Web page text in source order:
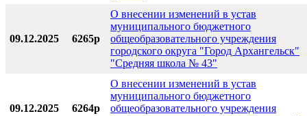
09.12.2025 6265р
О внесении изменений в устав
муниципального бюджетного
общеобразовательного учреждения
городского округа "Город Архангельск"
"Средняя школа № 43"
09.12.2025 6264р
О внесении изменений в устав
муниципального бюджетного
общеобразовательного учреждения